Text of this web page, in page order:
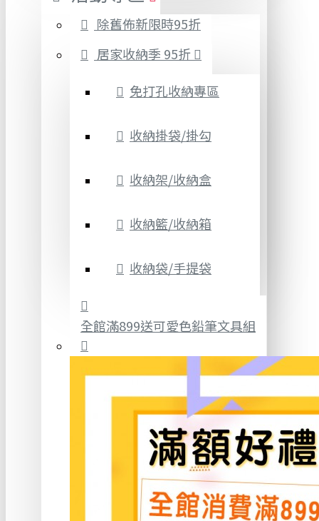
除舊佈新限時95折
居家收納季 95折
免打孔收納專區
收納掛袋/掛勾
收納架/收納盒
收納籃/收納箱
收納袋/手提袋
全館滿899送可愛色鉛筆文具組